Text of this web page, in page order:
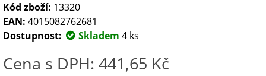
Kód zboží: 13320
EAN: 4015082762681
Dostupnost:
Skladem 4 ks
Cena s DPH: 441,65 Kč